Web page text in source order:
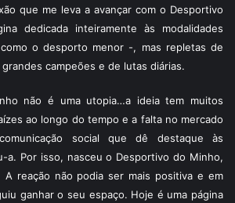
que me leva a avançar com o Desportivo
dedicada inteiramente às modalidades
o desporto menor -, mas repletas de
campeões e de lutas diárias.
não é uma utopia…a ideia tem muitos
ao longo do tempo e a falta no mercado
social que dê destaque às
a. Por isso, nasceu o Desportivo do Minho,
A reação não podia ser mais positiva e em
ganhar o seu espaço. Hoje é uma página